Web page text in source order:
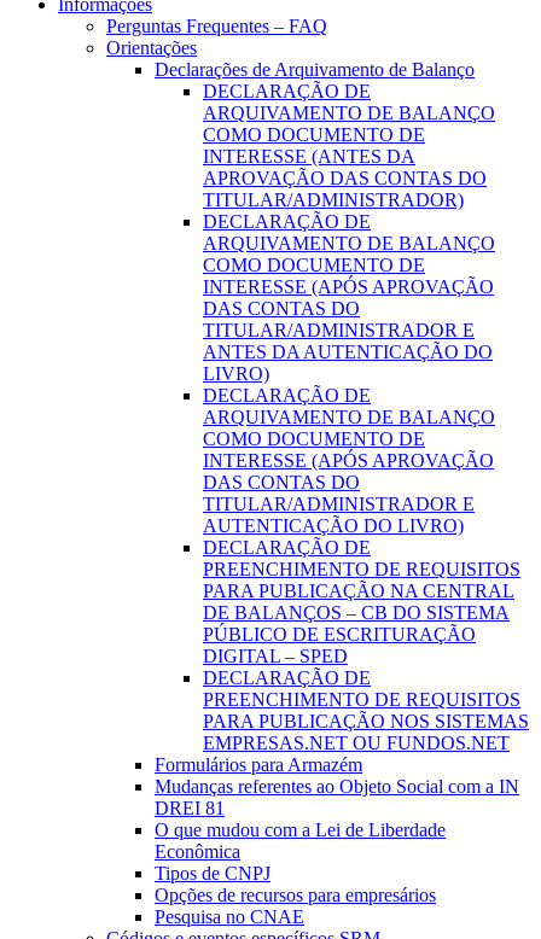
Informações
Perguntas Frequentes – FAQ
Orientações
Declarações de Arquivamento de Balanço
DECLARAÇÃO DE
ARQUIVAMENTO DE BALANÇO
COMO DOCUMENTO DE
INTERESSE (ANTES DA
APROVAÇÃO DAS CONTAS DO
TITULAR/ADMINISTRADOR)
DECLARAÇÃO DE
ARQUIVAMENTO DE BALANÇO
COMO DOCUMENTO DE
INTERESSE (APÓS APROVAÇÃO
DAS CONTAS DO
TITULAR/ADMINISTRADOR E
ANTES DA AUTENTICAÇÃO DO
LIVRO)
DECLARAÇÃO DE
ARQUIVAMENTO DE BALANÇO
COMO DOCUMENTO DE
INTERESSE (APÓS APROVAÇÃO
DAS CONTAS DO
TITULAR/ADMINISTRADOR E
AUTENTICAÇÃO DO LIVRO)
DECLARAÇÃO DE
PREENCHIMENTO DE REQUISITOS
PARA PUBLICAÇÃO NA CENTRAL
DE BALANÇOS – CB DO SISTEMA
PÚBLICO DE ESCRITURAÇÃO
DIGITAL – SPED
DECLARAÇÃO DE
PREENCHIMENTO DE REQUISITOS
PARA PUBLICAÇÃO NOS SISTEMAS
EMPRESAS.NET OU FUNDOS.NET
Formulários para Armazém
Mudanças referentes ao Objeto Social com a IN
DREI 81
O que mudou com a Lei de Liberdade
Econômica
Tipos de CNPJ
Opções de recursos para empresários
Pesquisa no CNAE